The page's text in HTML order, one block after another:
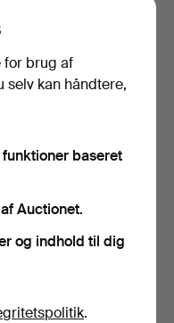
for brug af
selv kan håndtere,
baseret
Auctionet.
og indhold til dig
.